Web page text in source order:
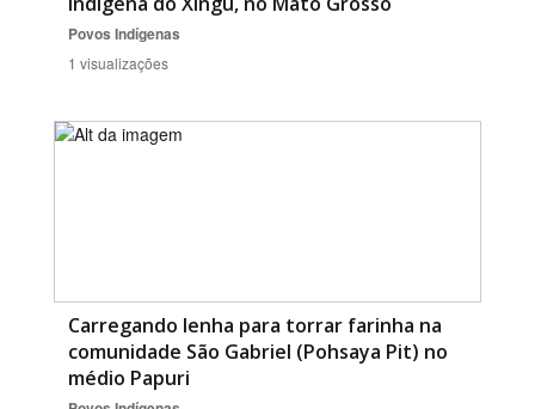
Povos Indígenas
1 visualizações
Carregando lenha para torrar farinha na
comunidade São Gabriel (Pohsaya Pit) no
médio Papuri